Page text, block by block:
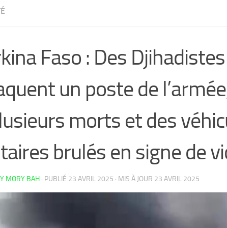
Faso : Des Djihadistes
un poste de
morts et des
brulés en signe de
MORY BAH · PUBLIÉ 23 AVRIL 2025 · MIS À JOUR 23 AVRIL 2025